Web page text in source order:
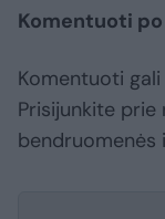
Komentuoti
Komentuoti
Prisijunkite
bendruomenės